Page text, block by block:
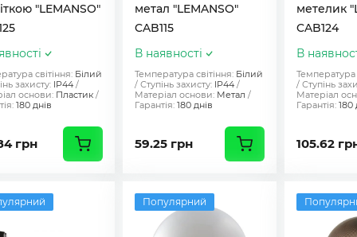
"LEMANSO"
світіння: Білий
захисту: IP44
основи: Пластик
180 днів
грн
метал "LEMANSO"
CAB115
В наявності
Температура світіння: Білий
Ступінь захисту: IP44
Матеріал основи: Метал
Гарантія: 180 днів
59.25 грн
метелик
CAB124
В
Температура
Ступінь
Матеріал
Гарантія: 180
105.62
Популярний